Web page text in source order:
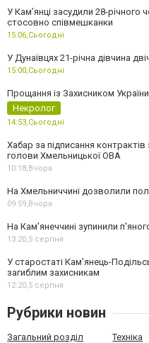
У Камʼянці засудили 28-
стосовно співмешканки
15:06,Сьогодні
У Дунаївцях 21-річна дівчина
15:00,Сьогодні
Прощання із Захисником
Некролог
14:53,Сьогодні
Хабар за підписання
голови Хмельницької ОВА
10:18,Вчора
На Хмельниччині дозволили
09:59,Вчора
На Камʼянеччині зупинили
13:20,5 серпня
У старостаті Кам’янець-
загиблим захисникам
12:20,5 серпня
Рубрики новин
Загальний розділ Техніка